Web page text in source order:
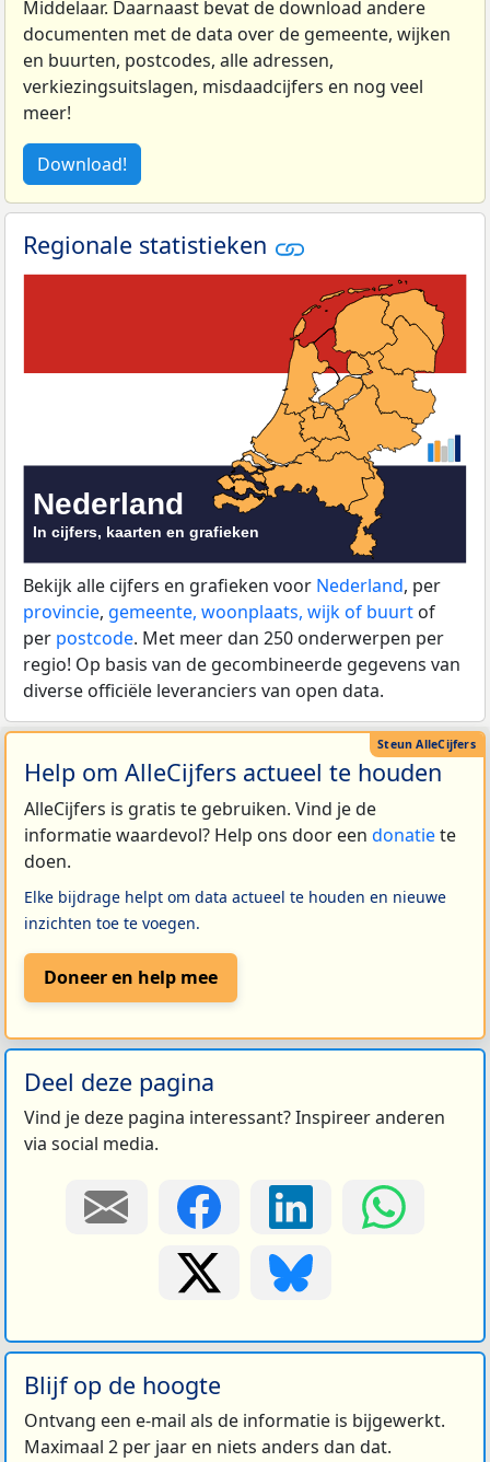
Middelaar. Daarnaast bevat de download andere
documenten met de data over de gemeente, wijken
en buurten, postcodes, alle adressen,
verkiezingsuitslagen, misdaadcijfers en nog veel
meer!
Download!
Regionale statistieken
Bekijk alle cijfers en grafieken voor Nederland, per
provincie, gemeente, woonplaats, wijk of buurt of
per postcode. Met meer dan 250 onderwerpen per
regio! Op basis van de gecombineerde gegevens van
diverse officiële leveranciers van open data.
Help om AlleCijfers actueel te houden
AlleCijfers is gratis te gebruiken. Vind je de
informatie waardevol? Help ons door een donatiete
doen.
Elke bijdrage helpt om data actueel te houden en nieuwe
inzichten toe te voegen.
Doneer en help mee
Deel deze pagina
Vind je deze pagina interessant? Inspireer anderen
via social media.
Blijf op de hoogte
Ontvang een e-mail als de informatie is bijgewerkt.
Maximaal 2 per jaar en niets anders dan dat.